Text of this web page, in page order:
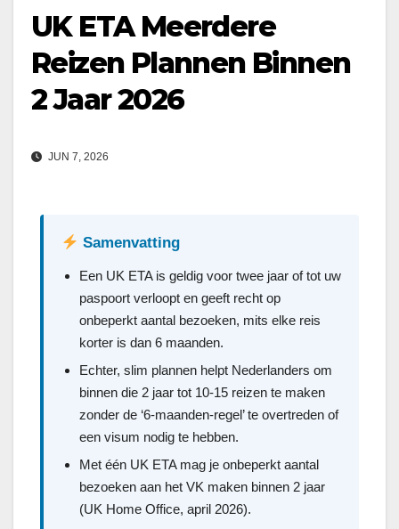
UK ETA Meerdere
Reizen Plannen Binnen
2 Jaar 2026
JUN 7, 2026
Samenvatting
Een UK ETA is geldig voor twee jaar of tot uw
paspoort verloopt en geeft recht op
onbeperkt aantal bezoeken, mits elke reis
korter is dan 6 maanden.
Echter, slim plannen helpt Nederlanders om
binnen die 2 jaar tot 10-15 reizen te maken
zonder de ‘6-maanden-regel’ te overtreden of
een visum nodig te hebben.
Met één UK ETA mag je onbeperkt aantal
bezoeken aan het VK maken binnen 2 jaar
(UK Home Office, april 2026).